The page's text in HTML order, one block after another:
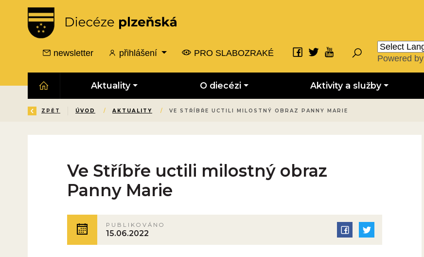
newsletter přihlášení PRO SLABOZRAKÉ
Powered by
Aktuality O diecézi Aktivity a služby
ZPĚT ÚVOD / AKTUALITY / VE STŘÍBŘE UCTILI MILOSTNÝ OBRAZ PANNY MARIE
Ve Stříbře uctili milostný obraz
Panny Marie
PUBLIKOVÁNO
15.06.2022